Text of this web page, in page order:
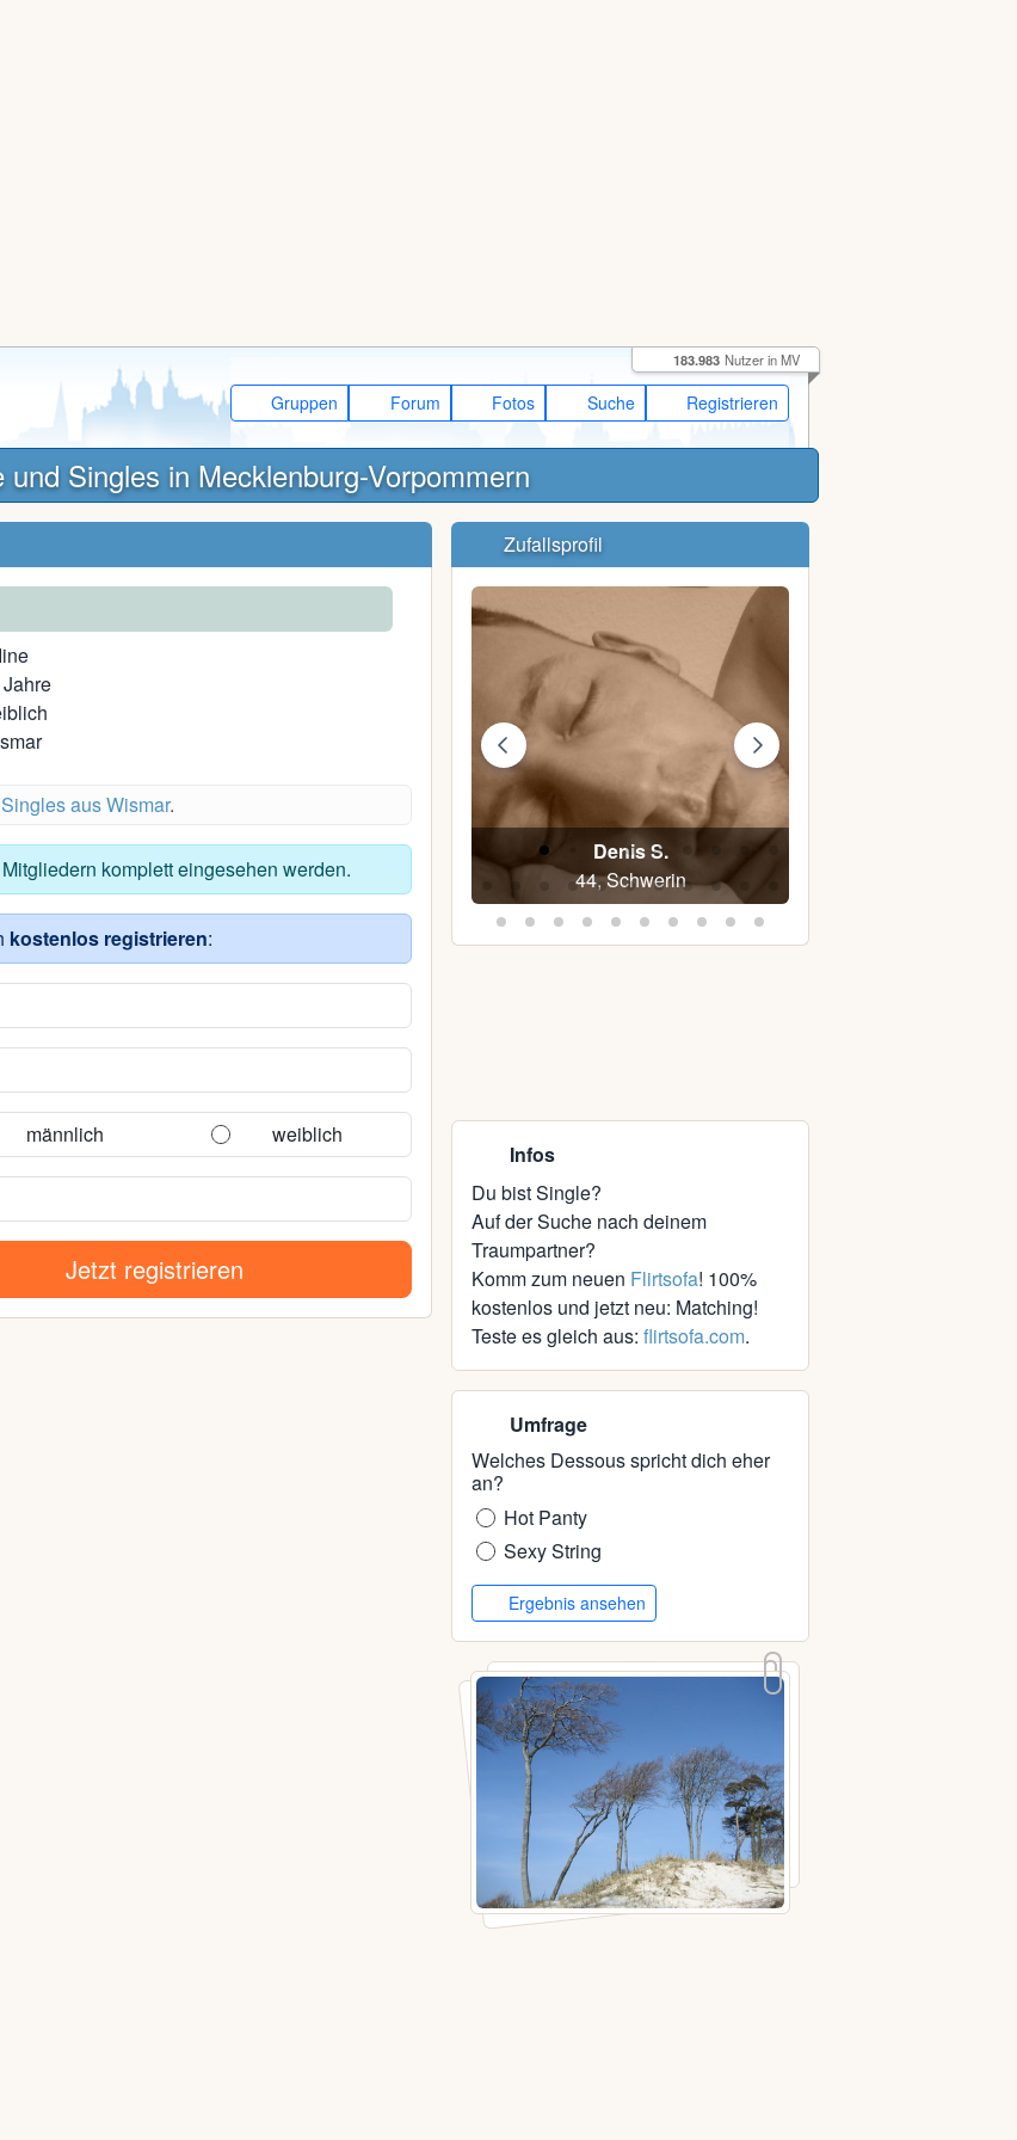
Gruppen Forum Fotos Suche Registrieren
183.983 Nutzer in MV
und Singles in Mecklenburg-Vorpommern
Singles aus Wismar.
komplett eingesehen werden.
kostenlos registrieren:
männlich weiblich
Jetzt registrieren
Zufallsprofil
Denis S.
44, Schwerin
Hans Juergen W.
66, Rostock
Infos
Du bist Single?
Auf der Suche nach deinem
Traumpartner?
Komm zum neuen Flirtsofa! 100%
kostenlos und jetzt neu: Matching!
Teste es gleich aus: flirtsofa.com.
Umfrage
Welches Dessous spricht dich eher
an?
Hot Panty
Sexy String
Ergebnis ansehen